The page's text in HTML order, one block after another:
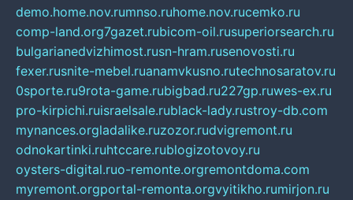
demo.home.nov.rumnso.ruhome.nov.rucemko.ru
comp-land.org7gazet.rubicom-oil.rusuperiorsearch.ru
bulgarianedvizhimost.rusn-hram.rusenovosti.ru
fexer.rusnite-mebel.ruanamvkusno.rutechnosaratov.ru
0sporte.ru9rota-game.rubigbad.ru227gp.ruwes-ex.ru
pro-kirpichi.ruisraelsale.rublack-lady.rustroy-db.com
mynances.orgladalike.ruzozor.rudvigremont.ru
odnokartinki.ruhtccare.rublogizotovoy.ru
oysters-digital.ruo-remonte.orgremontdoma.com
myremont.orgportal-remonta.orgvyitikho.rumirjon.ru